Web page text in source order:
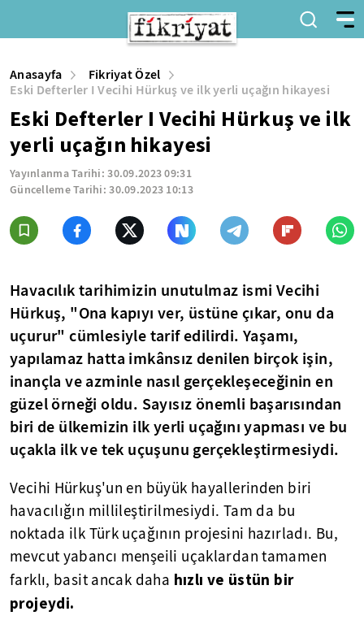
Anasayfa
Fikriyat Özel
Eski Defterler I Vecihi Hürkuş ve ilk yerli uçağın hikayesi
Eski Defterler I Vecihi Hürkuş ve ilk
yerli uçağın hikayesi
Yayınlanma Tarihi:30.09.2023 09:31
Güncelleme Tarihi:30.09.2023 10:13
Havacılık tarihimizin unutulmaz ismi Vecihi
Hürkuş, "Ona kapıyı ver, üstüne çıkar, onu da
uçurur" cümlesiyle tarif edilirdi. Yaşamı,
yapılamaz hatta imkânsız denilen birçok işin,
inançla ve azminle nasıl gerçekleşeceğinin en
güzel örneği oldu. Sayısız önemli başarısından
biri de ülkemizin ilk yerli uçağını yapması ve bu
uçakla ilk ve tek uçuşunu gerçekleştirmesiydi.
Vecihi Hürkuş'un en büyük hayallerinden biri
havacılığın millileştirilmesiydi. Tam da bu
noktada ilk Türk uçağının projesini hazırladı. Bu,
mevcut yabancı menşeili uçaklardan tamamen
farklı, basit ancak daha hızlı ve üstün bir
projeydi.